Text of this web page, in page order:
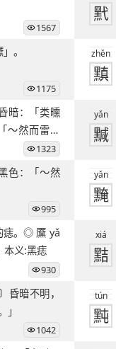
1567
黓
」。
1175
zhěn
黰
～然而雷击
1323
yǎn
黬
995
yǎn
黤
本义:黑痣
930
xiá
黠
1042
tún
黗